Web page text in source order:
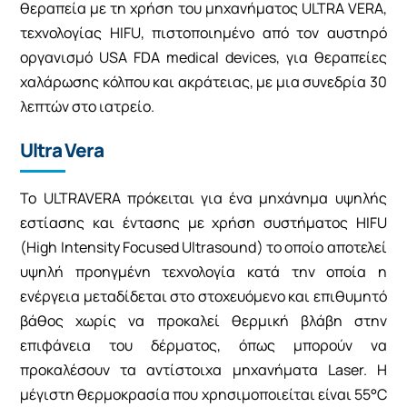
θεραπεία με τη χρήση του μηχανήματος ULTRA VERA,
τεχνολογίας HIFU, πιστοποιημένο από τον αυστηρό
οργανισμό USA FDA medical devices, για θεραπείες
χαλάρωσης κόλπου και ακράτειας, με μια συνεδρία 30
λεπτών στο ιατρείο.
Ultra Vera
Το ULTRAVERA πρόκειται για ένα μηχάνημα υψηλής
εστίασης και έντασης με χρήση συστήματος HIFU
(High Intensity Focused Ultrasound) το οποίο αποτελεί
υψηλή προηγμένη τεχνολογία κατά την οποία η
ενέργεια μεταδίδεται στο στοχευόμενο και επιθυμητό
βάθος χωρίς να προκαλεί θερμική βλάβη στην
επιφάνεια του δέρματος, όπως μπορούν να
προκαλέσουν τα αντίστοιχα μηχανήματα Laser. Η
μέγιστη θερμοκρασία που χρησιμοποιείται είναι 55°C